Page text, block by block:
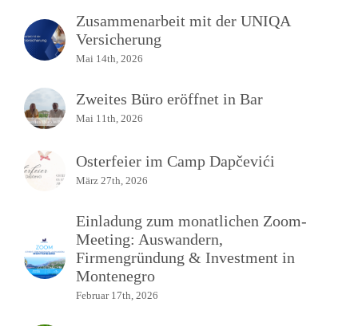
Zusammenarbeit mit der UNIQA
Versicherung
Mai 14th, 2026
Zweites Büro eröffnet in Bar
Mai 11th, 2026
Osterfeier im Camp Dapčevići
März 27th, 2026
Einladung zum monatlichen Zoom-
Meeting: Auswandern,
Firmengründung & Investment in
Montenegro
Februar 17th, 2026